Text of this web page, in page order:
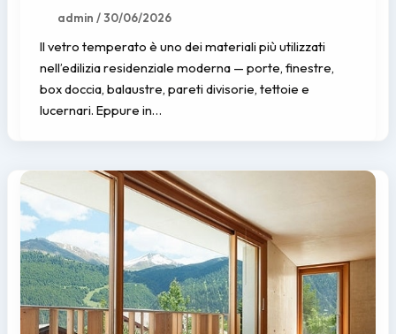
admin/30/06/2026
Il vetro temperato è uno dei materiali più utilizzati
nell’edilizia residenziale moderna — porte, finestre,
box doccia, balaustre, pareti divisorie, tettoie e
lucernari. Eppure in…